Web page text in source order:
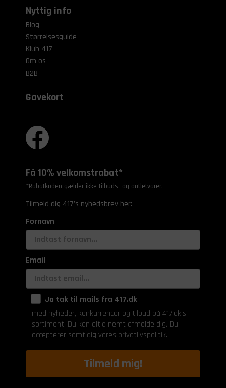
Nyttig info
Blog
Størrelsesguide
Klub 417
Om os
B2B
Gavekort
Få 10% velkomstrabat*
*Rabatkoden gælder ikke tilbuds- og outletvarer.
Tilmeld dig 417's nyhedsbrev her:
Fornavn
Email
Ja tak til mails fra 417.dk
med nyheder, konkurrencer og tilbud på 417.dk's
sortiment. Du kan altid nemt afmelde dig. Du
accepterer samtidig vores privatlivspolitik.
Tilmeld mig!